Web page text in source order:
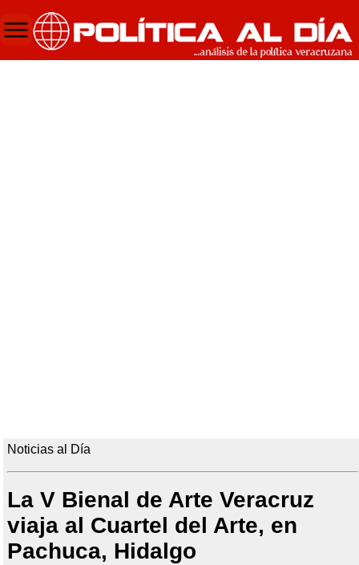
Noticias al Día
La V Bienal de Arte Veracruz
viaja al Cuartel del Arte, en
Pachuca, Hidalgo